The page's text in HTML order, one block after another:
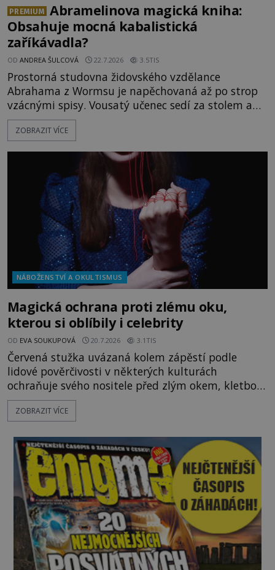
PREMIUM
Abramelinova magická kniha:
Obsahuje mocná kabalistická
zaříkávadla?
OD ANDREA ŠULCOVÁ 22.7.2026 3.5TIS
Prostorná studovna židovského vzdělance
Abrahama z Wormsu je napěchovaná až po strop
vzácnými spisy. Vousatý učenec sedí za stolem a
před sebou má rozložený jeden z nejzáhadnějších
magických textů. Jde o Abramelinův grimoár, který
kouzla, jak si někteří myslí, nebo jde o pouhou
pověru? Už šest měsíců pobývá
ZOBRAZIT VÍCE
NÁBOŽENSTVÍ A OKULTISMUS
Magická ochrana proti zlému oku,
kterou si oblíbily i celebrity
OD EVA SOUKUPOVÁ 20.7.2026 3.1TIS
Červená stužka uvázaná kolem zápěstí podle
lidové pověrčivosti v některých kulturách
ochraňuje svého nositele před zlým okem, kletbou,
která může přivodit neštěstí či nemoc. S tímto
nenápadným symbolem magické ochrany lze
nebo Leonarda DiCapria. Na Blízkém východě a v
židovských komunitách po celém světě, je
ZOBRAZIT VÍCE